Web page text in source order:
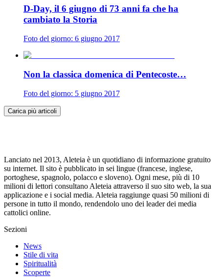
D-Day, il 6 giugno di 73 anni fa che ha
cambiato la Storia
Foto del giorno: 6 giugno 2017
Non la classica domenica di Pentecoste…
Foto del giorno: 5 giugno 2017
Carica più articoli
Lanciato nel 2013, Aleteia è un quotidiano di informazione gratuito
su internet. Il sito è pubblicato in sei lingue (francese, inglese,
portoghese, spagnolo, polacco e sloveno). Ogni mese, più di 10
milioni di lettori consultano Aleteia attraverso il suo sito web, la sua
applicazione e i social media. Aleteia raggiunge quasi 50 milioni di
persone in tutto il mondo, rendendolo uno dei leader dei media
cattolici online.
Sezioni
News
Stile di vita
Spiritualità
Scoperte